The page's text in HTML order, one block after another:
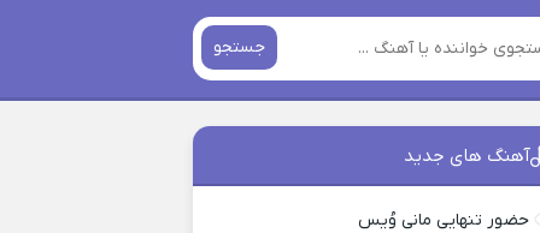
جستجو
آهنگ های جدید
حضور تنهایی مانی وُیس